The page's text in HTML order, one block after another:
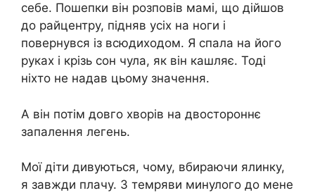
себе. Пошепки він розповів мамі, що дійшов
до райцентру, підняв усіх на ноги і
повернувся із всюдиходом. Я спала на його
руках і крізь сон чула, як він кашляє. Тоді
ніхто не надав цьому значення.
А він потім довго хворів на двостороннє
запалення легень.
Мої діти дивуються, чому, вбираючи ялинку,
я завжди плачу. З темряви минулого до мене